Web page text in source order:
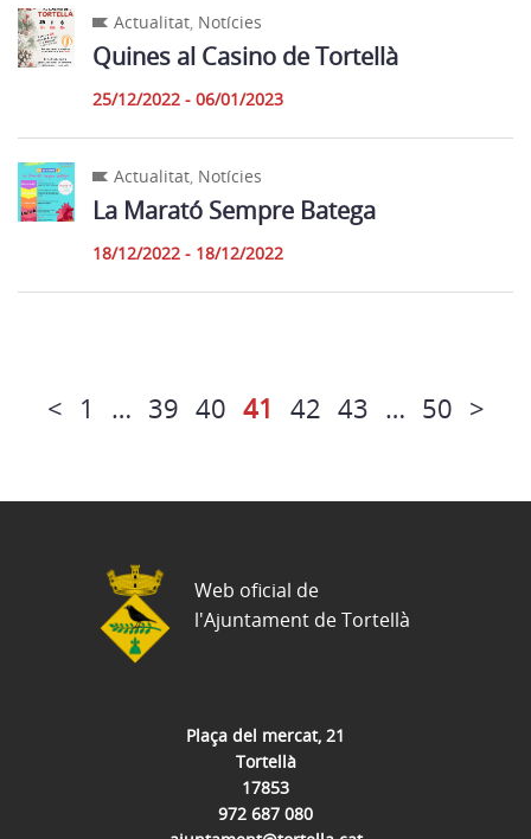
Actualitat, Notícies
Quines al Casino de Tortellà
25/12/2022 - 06/01/2023
Actualitat, Notícies
La Marató Sempre Batega
18/12/2022 - 18/12/2022
< 1 … 39 40 41 42 43 … 50 >
Plaça del mercat, 21
Tortellà
17853
972 687 080
Web oficial de
l'Ajuntament de Tortellà